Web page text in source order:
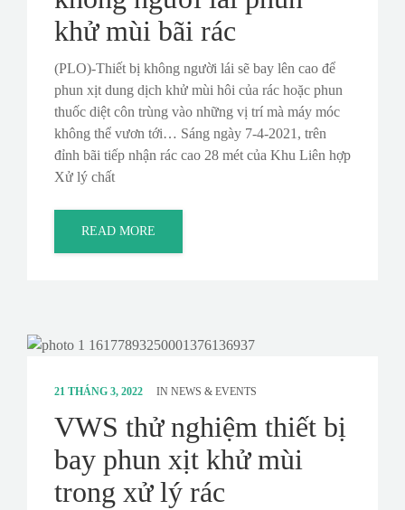
khử mùi bãi rác
(PLO)-Thiết bị không người lái sẽ bay lên cao để
phun xịt dung dịch khử mùi hôi của rác hoặc phun
thuốc diệt côn trùng vào những vị trí mà máy móc
không thể vươn tới… Sáng ngày 7-4-2021, trên
đỉnh bãi tiếp nhận rác cao 28 mét của Khu Liên hợp
Xử lý chất
READ MORE
21 THÁNG 3, 2022 IN NEWS & EVENTS
VWS thử nghiệm thiết bị
bay phun xịt khử mùi
trong xử lý rác